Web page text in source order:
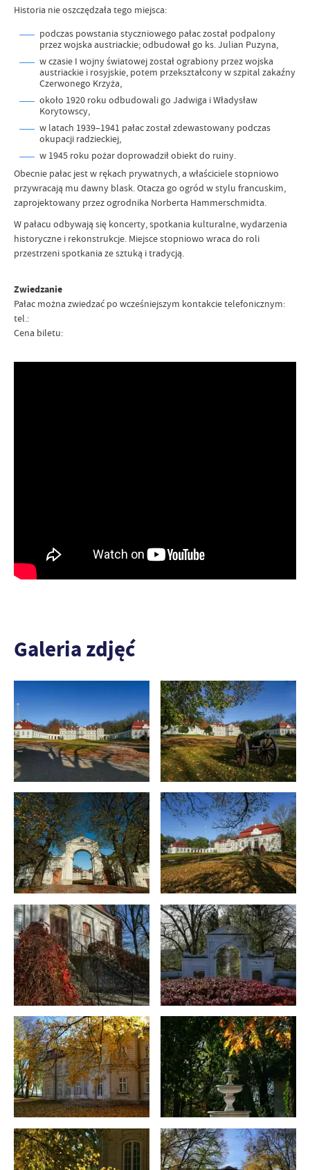
Historia nie oszczędzała tego miejsca:
podczas powstania styczniowego pałac został podpalony
przez wojska austriackie; odbudował go ks. Julian Puzyna,
w czasie I wojny światowej został ograbiony przez wojska
austriackie i rosyjskie, potem przekształcony w szpital zakaźny
Czerwonego Krzyża,
około 1920 roku odbudowali go Jadwiga i Władysław
Korytowscy,
w latach 1939–1941 pałac został zdewastowany podczas
okupacji radzieckiej,
w 1945 roku pożar doprowadził obiekt do ruiny.
Obecnie pałac jest w rękach prywatnych, a właściciele stopniowo
przywracają mu dawny blask. Otacza go ogród w stylu francuskim,
zaprojektowany przez ogrodnika Norberta Hammerschmidta.
W pałacu odbywają się koncerty, spotkania kulturalne, wydarzenia
historyczne i rekonstrukcje. Miejsce stopniowo wraca do roli
przestrzeni spotkania ze sztuką i tradycją.
Zwiedzanie
Pałac można zwiedzać po wcześniejszym kontakcie telefonicznym:
tel.:
Cena biletu:
Galeria zdjęć